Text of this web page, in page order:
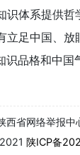
识体系提供
立足中国、
品格和中国
西省网络举报中
陕ICP备